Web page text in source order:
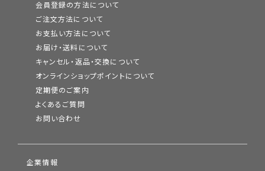
会員登録の方法について
ご注文方法について
お支払い方法について
お届け・送料について
キャンセル・返品・交換について
オンラインショップポイントについて
定期便のご案内
よくあるご質問
お問い合わせ
企業情報